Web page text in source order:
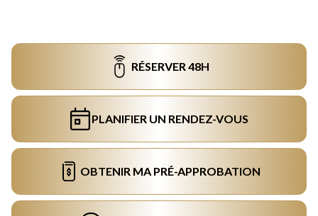
RÉSERVER 48H
PLANIFIER UN RENDEZ-VOUS
OBTENIR MA PRÉ-APPROBATION